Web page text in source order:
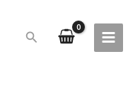
Pretraga